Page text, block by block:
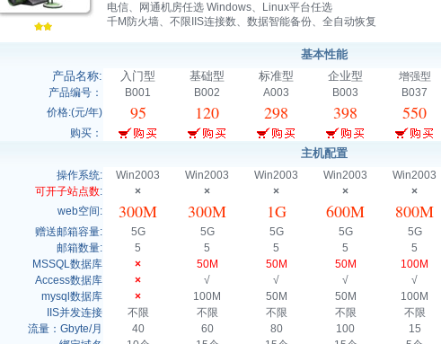
电信、网通机房任选 Windows、Linux平台任选
千M防火墙、不限IIS连接数、数据智能备份、全自动恢复
基本性能
产品名称:
入门型 基础型 标准型 企业型 增强型
产品编号：
B001 B002 A003 B003 B037
价格:(元/年)
95 120 298 398 550
购买：
主机配置
操作系统: Win2003 Win2003 Win2003 Win2003 Win2003
可开子站点数: × × × × ×
web空间:
300M 300M 1G 600M 800M
赠送邮箱容量: 5G 5G 5G 5G 5G
邮箱数量:
5 5 5 5 5
MSSQL数据库
× 50M 50M 50M 100M
Access数据库
× √ √ √ √
mysql数据库
× 100M 50M 50M 100M
IIS并发连接
不限 不限 不限 不限 不限
流量：Gbyte/月
40 60 80 100 15